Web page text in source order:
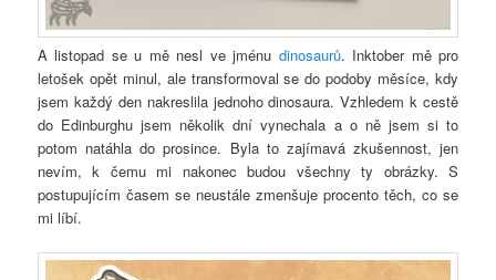
A listopad se u mě nesl ve jménu dinosaurů. Inktober mě pro
letošek opět minul, ale transformoval se do podoby měsíce, kdy
jsem každý den nakreslila jednoho dinosaura. Vzhledem k cestě
do Edinburghu jsem několik dní vynechala a o ně jsem si to
potom natáhla do prosince. Byla to zajímavá zkušennost, jen
nevím, k čemu mi nakonec budou všechny ty obrázky. S
postupujícím časem se neustále zmenšuje procento těch, co se
mi líbí.